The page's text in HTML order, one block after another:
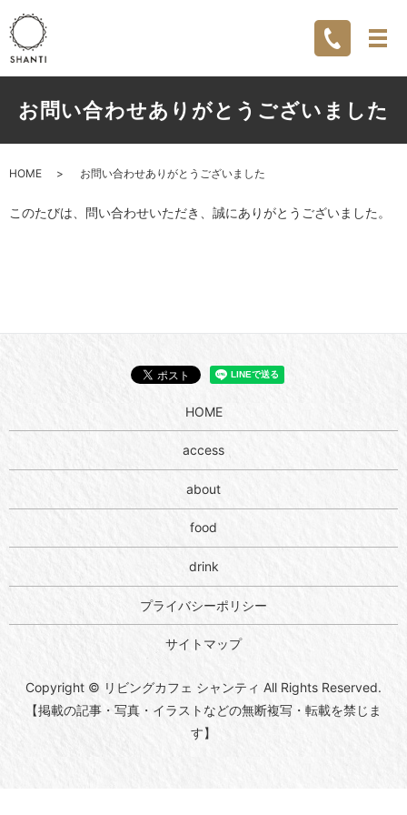
お問い合わせありがとうございました
HOME お問い合わせありがとうございました
このたびは、問い合わせいただき、誠にありがとうございました。
HOME
access
about
food
drink
プライバシーポリシー
サイトマップ
Copyright © リビングカフェ シャンティ All Rights Reserved.
【掲載の記事・写真・イラストなどの無断複写・転載を禁じま
す】